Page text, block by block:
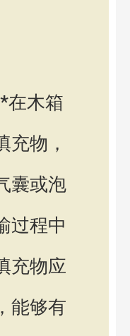
在木箱
充物，
囊或泡
过程中
充物应
能够有